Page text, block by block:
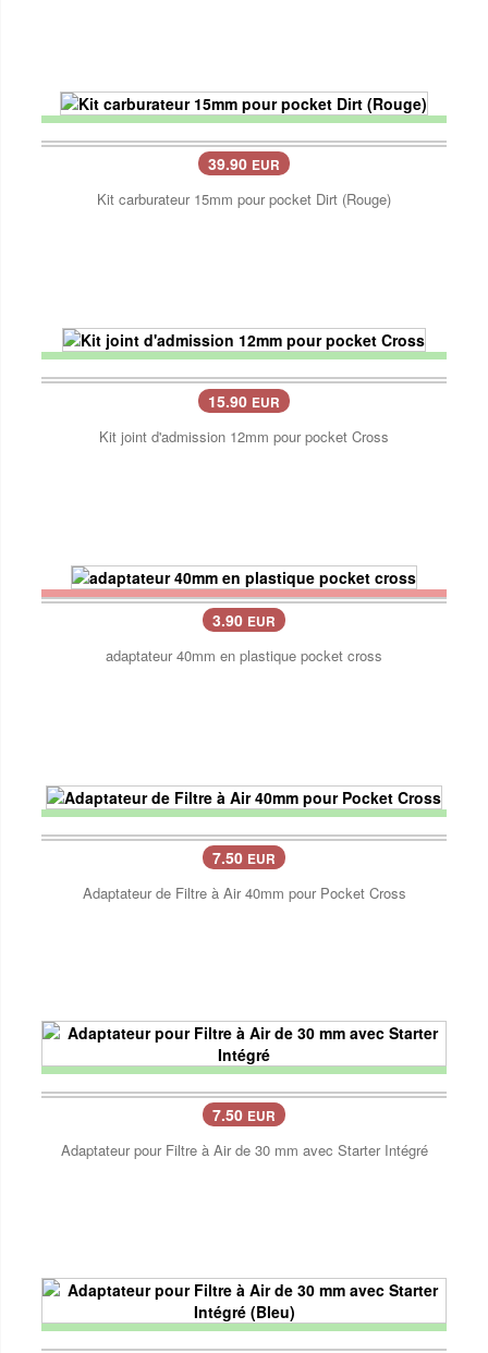
39.90 EUR
Kit carburateur 15mm pour pocket Dirt (Rouge)
15.90 EUR
Kit joint d'admission 12mm pour pocket Cross
3.90 EUR
adaptateur 40mm en plastique pocket cross
7.50 EUR
Adaptateur de Filtre à Air 40mm pour Pocket Cross
7.50 EUR
Adaptateur pour Filtre à Air de 30 mm avec Starter Intégré